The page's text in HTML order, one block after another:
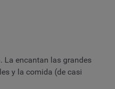
La encantan las grandes
y la comida (de casi